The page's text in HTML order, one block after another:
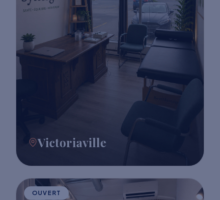
Victoriaville
OUVERT